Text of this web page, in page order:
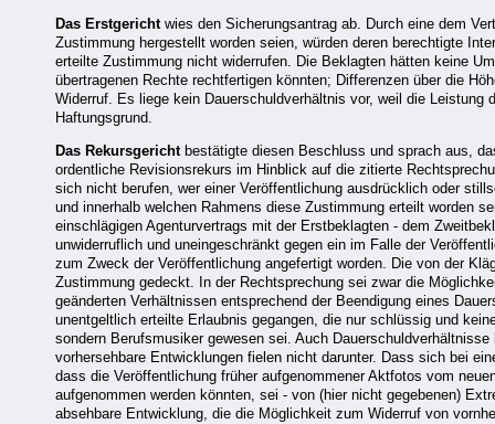
Das Erstgerichtwies den Sicherungsantrag ab. Durch eine dem
Zustimmung hergestellt worden seien, würden deren berechtigte
erteilte Zustimmung nicht widerrufen. Die Beklagten hätten keine
übertragenen Rechte rechtfertigen könnten; Differenzen über die
Widerruf. Es liege kein Dauerschuldverhältnis vor, weil die
Haftungsgrund.
Das Rekursgerichtbestätigte diesen Beschluss und sprach aus,
ordentliche Revisionsrekurs im Hinblick auf die zitierte
sich nicht berufen, wer einer Veröffentlichung ausdrücklich oder
und innerhalb welchen Rahmens diese Zustimmung erteilt worden
einschlägigen Agenturvertrags mit der Erstbeklagten - dem
unwiderruflich und uneingeschränkt gegen ein im Falle der
zum Zweck der Veröffentlichung angefertigt worden. Die von der
Zustimmung gedeckt. In der Rechtsprechung sei zwar die
geänderten Verhältnissen entsprechend der Beendigung eines
unentgeltlich erteilte Erlaubnis gegangen, die nur schlüssig und
sondern Berufsmusiker gewesen sei. Auch
vorhersehbare Entwicklungen fielen nicht darunter. Dass sich bei
dass die Veröffentlichung früher aufgenommener Aktfotos vom
aufgenommen werden könnten, sei - von (hier nicht gegebenen)
absehbare Entwicklung, die die Möglichkeit zum Widerruf von